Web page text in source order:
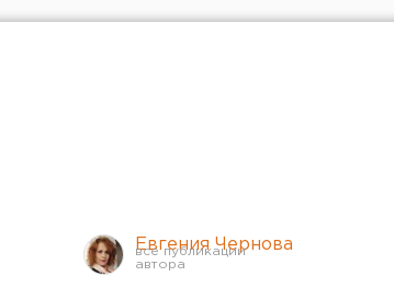
Евгения Чернова